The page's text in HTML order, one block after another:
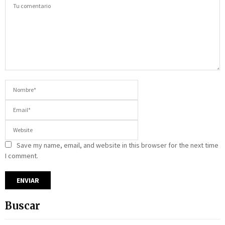
Save my name, email, and website in this browser for the next time
I comment.
Buscar